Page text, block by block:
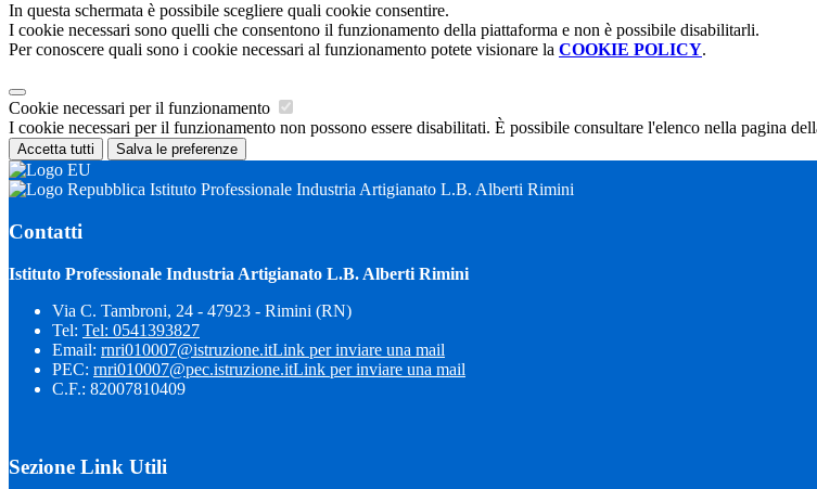
In questa schermata è possibile scegliere quali cookie consentire.
I cookie necessari sono quelli che consentono il funzionamento della piattaforma e non è possibile disabilitarli.
Per conoscere quali sono i cookie necessari al funzionamento potete visionare la COOKIE POLICY.
Cookie necessari per il funzionamento
I cookie necessari per il funzionamento non possono essere disabilitati. È possibile consultare l'elenco nella pagina
Accetta tutti Salva le preferenze
Istituto Professionale Industria Artigianato L.B. Alberti Rimini
Contatti
Istituto Professionale Industria Artigianato L.B. Alberti Rimini
Via C. Tambroni, 24 - 47923 - Rimini (RN)
Tel: Tel: 0541393827
Email: rnri010007@istruzione.itLink per inviare una mail
PEC: rnri010007@pec.istruzione.itLink per inviare una mail
C.F.: 82007810409
Sezione Link Utili